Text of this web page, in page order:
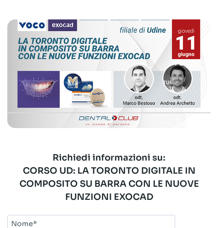
Richiedi informazioni su:
CORSO UD: LA TORONTO DIGITALE IN
COMPOSITO SU BARRA CON LE NUOVE
FUNZIONI EXOCAD
Nome*